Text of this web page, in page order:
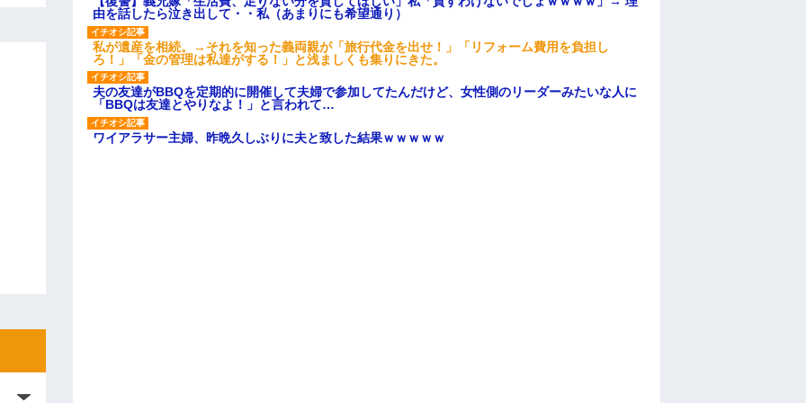
由を話したら泣き出して・・私（あまりにも希望通り）
私が遺産を相続。→それを知った義両親が「旅行代金を出せ！」「リフォーム費用を負担し
ろ！」「金の管理は私達がする！」と浅ましくも集りにきた。
夫の友達がBBQを定期的に開催して夫婦で参加してたんだけど、女性側のリーダーみたいな人に
「BBQは友達とやりなよ！」と言われて…
ワイアラサー主婦、昨晩久しぶりに夫と致した結果ｗｗｗｗｗ